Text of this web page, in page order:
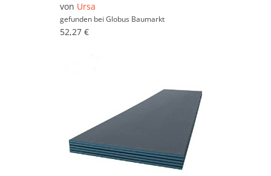
von Ursa
gefunden bei Globus Baumarkt
52,27 €